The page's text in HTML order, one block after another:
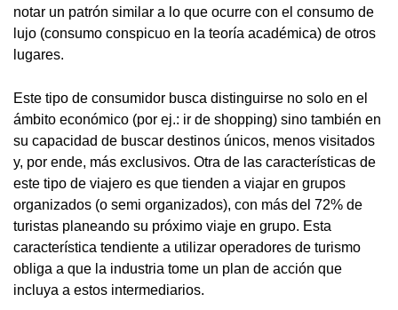
notar un patrón similar a lo que ocurre con el consumo de
lujo (consumo conspicuo en la teoría académica) de otros
lugares.
Este tipo de consumidor busca distinguirse no solo en el
ámbito económico (por ej.: ir de shopping) sino también en
su capacidad de buscar destinos únicos, menos visitados
y, por ende, más exclusivos. Otra de las características de
este tipo de viajero es que tienden a viajar en grupos
organizados (o semi organizados), con más del 72% de
turistas planeando su próximo viaje en grupo. Esta
característica tendiente a utilizar operadores de turismo
obliga a que la industria tome un plan de acción que
incluya a estos intermediarios.